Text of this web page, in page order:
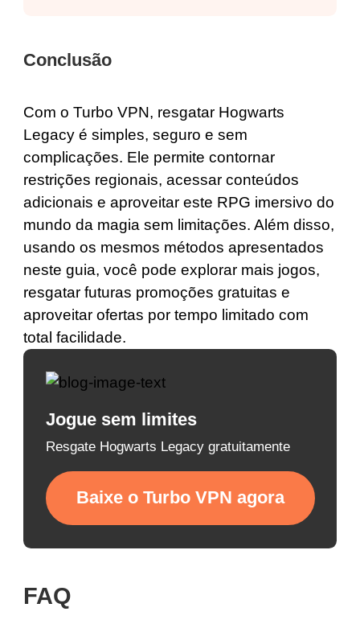
Conclusão
Com o Turbo VPN, resgatar Hogwarts
Legacy é simples, seguro e sem
complicações. Ele permite contornar
restrições regionais, acessar conteúdos
adicionais e aproveitar este RPG imersivo do
mundo da magia sem limitações. Além disso,
usando os mesmos métodos apresentados
neste guia, você pode explorar mais jogos,
resgatar futuras promoções gratuitas e
aproveitar ofertas por tempo limitado com
total facilidade.
Jogue sem limites
Resgate Hogwarts Legacy gratuitamente
Baixe o Turbo VPN agora
FAQ